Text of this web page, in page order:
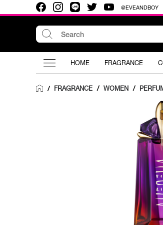
@EVEANDBOY
HOME FRAGRANCE
/ FRAGRANCE / WOMEN /